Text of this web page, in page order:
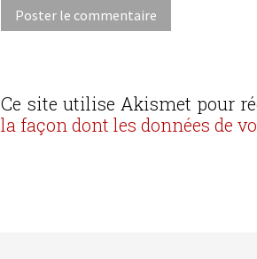
Ce site utilise Akismet pour
la façon dont les données de